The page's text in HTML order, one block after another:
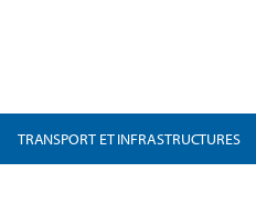
TRANSPORT ET INFRASTRUCTURES